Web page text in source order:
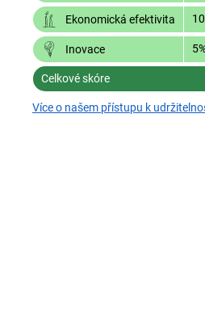
Ekonomická efektivita
Inovace
Celkové skóre
Více o našem přístupu k